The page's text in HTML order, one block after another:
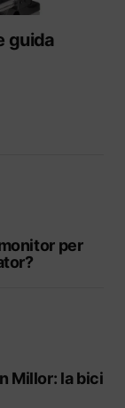
guida
per
Millor: la bici